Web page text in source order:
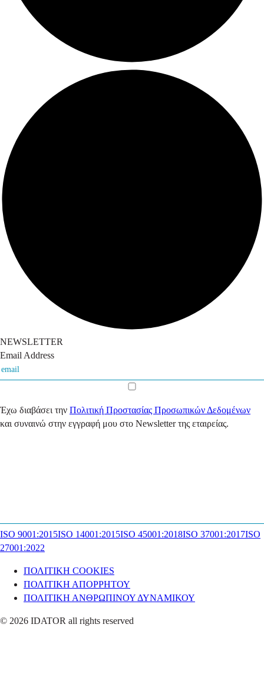
NEWSLETTER
Email Address
Έχω διαβάσει την Πολιτική Προστασίας Προσωπικών Δεδομένων
και συναινώ στην εγγραφή μου στο Newsletter της εταιρείας.
ISO 9001:2015ISO 14001:2015ISO 45001:2018ISO 37001:2017ISO
27001:2022
ΠΟΛΙΤΙΚΗ COOKIES
ΠΟΛΙΤΙΚΗ ΑΠΟΡΡΗΤΟΥ
ΠΟΛΙΤΙΚΗ ΑΝΘΡΩΠΙΝΟΥ ΔΥΝΑΜΙΚΟΥ
© 2026 IDATOR all rights reserved